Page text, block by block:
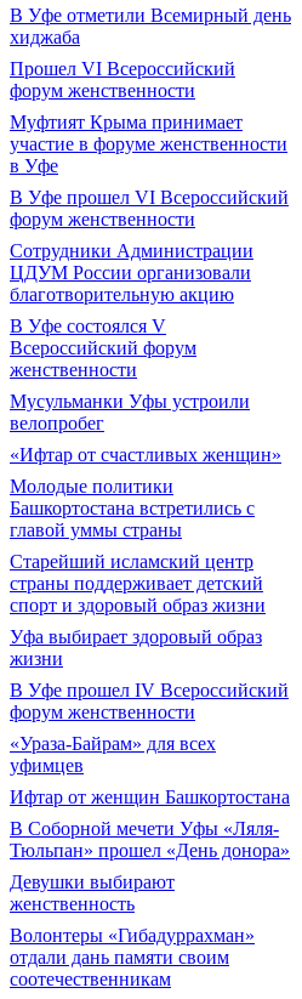
В Уфе отметили Всемирный день
хиджаба
Прошел VI Всероссийский
форум женственности
Муфтият Крыма принимает
участие в форуме женственности
в Уфе
В Уфе прошел VI Всероссийский
форум женственности
Сотрудники Администрации
ЦДУМ России организовали
благотворительную акцию
В Уфе состоялся V
Всероссийский форум
женственности
Мусульманки Уфы устроили
велопробег
«Ифтар от счастливых женщин»
Молодые политики
Башкортостана встретились с
главой уммы страны
Старейший исламский центр
страны поддерживает детский
спорт и здоровый образ жизни
Уфа выбирает здоровый образ
жизни
В Уфе прошел IV Всероссийский
форум женственности
«Ураза-Байрам» для всех
уфимцев
Ифтар от женщин Башкортостана
В Соборной мечети Уфы «Ляля-
Тюльпан» прошел «День донора»
Девушки выбирают
женственность
Волонтеры «Гибадуррахман»
отдали дань памяти своим
соотечественникам